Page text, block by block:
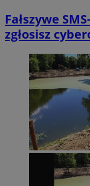
Fałszywe
zgłosisz